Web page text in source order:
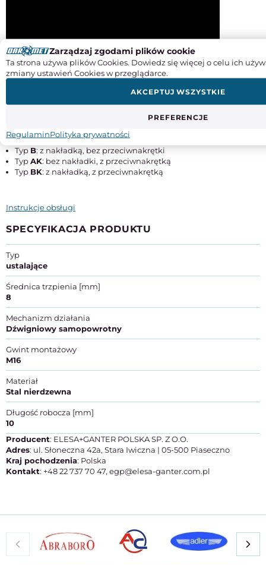
TypA: bez nakładki, bez przeciwnakrętki
Typ B: z nakładką, bez przeciwnakrętki
TypAK: bez nakładki, z przeciwnakrętką
Typ BK: z nakładką, z przeciwnakrętką
Instrukcje obsługi
SPECYFIKACJA PRODUKTU
Typ
ustalające
Średnica trzpienia [mm]
8
Mechanizm działania
Dźwigniowy samopowrotny
Gwint montażowy
M16
Materiał
Stal nierdzewna
Długość robocza [mm]
10
Producent: ELESA+GANTER POLSKA SP. Z O.O.
Adres: ul. Słoneczna 42a, Stara Iwiczna | 05-500 Piaseczno
Kraj pochodzenia: Polska
Kontakt: +48 22 737 70 47, egp@elesa-ganter.com.pl
Zarządzaj zgodami plików cookie
Ta strona używa plików Cookies. Dowiedz się więcej o celu ich
zmiany ustawień Cookies w przeglądarce.
PREFERENCJE
AKCEPTUJ WSZYSTKIE
RegulaminPolityka prywatności